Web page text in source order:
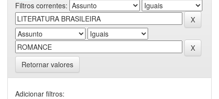
Filtros correntes:
Retornar valores
Adicionar filtros: